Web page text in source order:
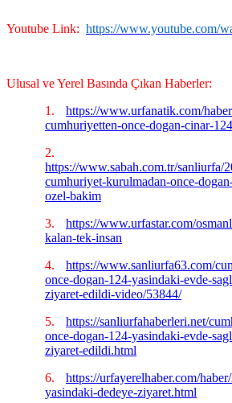
Youtube Link: https://www.youtube.com/
Ulusal ve Yerel Basında Çıkan Haberler:
1.
https://www.urfanatik.com/
cumhuriyetten-once-dogan-cinar-
2.
https://www.sabah.com.tr/sanliurfa/
cumhuriyet-kurulmadan-once-
ozel-bakim
3.
https://www.urfastar.com/
kalan-tek-insan
4.
https://www.sanliurfa63.com/
once-dogan-124-yasindaki-evde-
ziyaret-edildi-video/53844/
5.
https://sanliurfahaberleri.net/
once-dogan-124-yasindaki-evde-
ziyaret-edildi.html
6.
https://urfayerelhaber.com/
yasindaki-dedeye-ziyaret.html